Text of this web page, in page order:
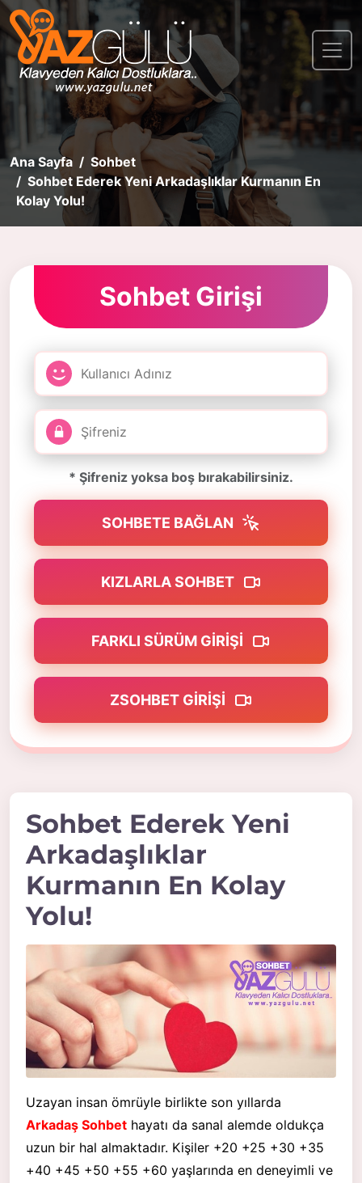
Ana Sayfa
Sohbet
Sohbet Ederek Yeni Arkadaşlıklar Kurmanın En
Kolay Yolu!
Sohbet Girişi
* Şifreniz yoksa boş bırakabilirsiniz.
SOHBETE BAĞLAN
KIZLARLA SOHBET
FARKLI SÜRÜM GIRIŞI
ZSOHBET GIRIŞI
Sohbet Ederek Yeni
Arkadaşlıklar
Kurmanın En Kolay
Yolu!
Uzayan insan ömrüyle birlikte son yıllarda
Arkadaş Sohbet hayatı da sanal alemde oldukça
uzun bir hal almaktadır. Kişiler +20 +25 +30 +35
+40 +45 +50 +55 +60 yaşlarında en deneyimli ve